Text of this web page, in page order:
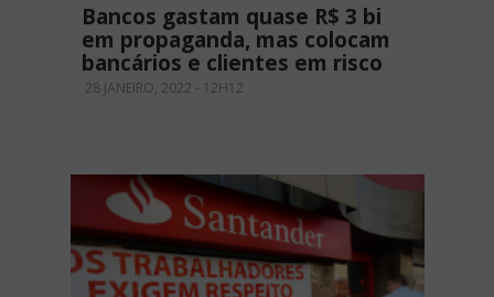
Bancos gastam quase R$ 3 bi
em propaganda, mas colocam
bancários e clientes em risco
28 JANEIRO, 2022 - 12H12